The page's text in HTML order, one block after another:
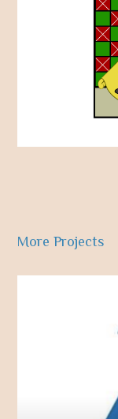
More Projects